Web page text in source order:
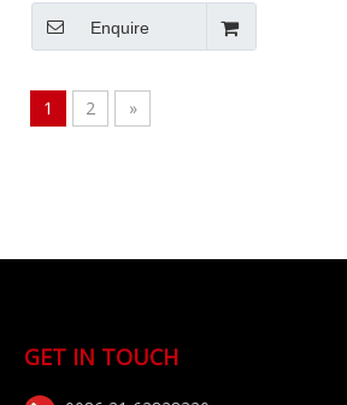
Enquire
1 2 »
GET IN TOUCH